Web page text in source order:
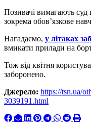
Позивачі вимагають суд
зокрема обов’язкове
Нагадаємо, у літаках
вмикати прилади на
Тож від квітня
заборонено.
Джерело: https://tsn.ua/
3039191.html